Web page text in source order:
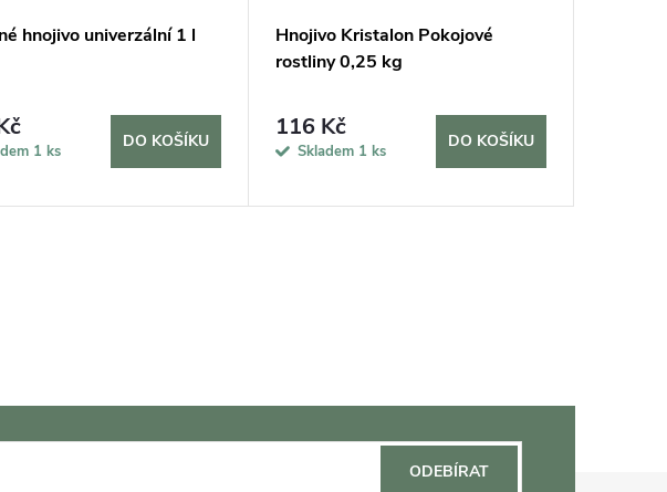
hnojivo univerzální 1 l
1 ks
DO KOŠÍKU
Hnojivo Kristalon Pokojové
rostliny 0,25 kg
116 Kč
Skladem 1 ks
DO KOŠÍKU
ODEBÍRAT